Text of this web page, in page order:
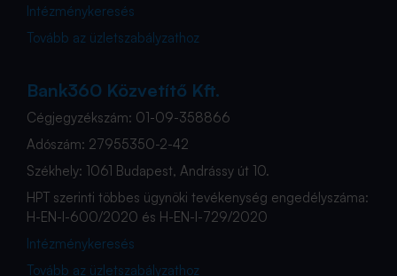
Intézménykeresés
Tovább az üzletszabályzathoz
Bank360 Közvetítő Kft.
Cégjegyzékszám: 01-09-358866
Adószám: 27955350-2-42
Székhely: 1061 Budapest, Andrássy út 10.
HPT szerinti többes ügynöki tevékenység engedélyszáma:
H-EN-I-600/2020 és H-EN-I-729/2020
Intézménykeresés
Tovább az üzletszabályzathoz